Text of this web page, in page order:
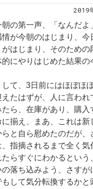
2019
朝の第一声、「なんだよ
が今朝のはじまり、今
はじまり、そのための
にやりはじめた結果の
て、3日前にはほぼほ
たはずが、人に言われ
ら、在庫があり、購入
揃え、まあ、これは新
と自ら慰めたのだが、
指摘されるまで全く気
らすぐにわかるという
落ち込みよう、さすが
して気分転換するかと